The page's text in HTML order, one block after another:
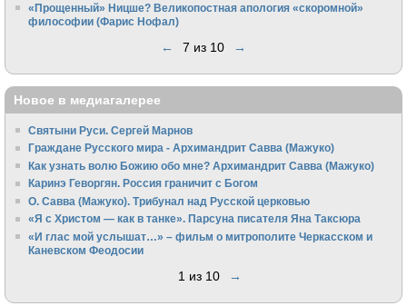
«Прощенный» Ницше? Великопостная апология «скоромной»
философии (Фарис Нофал)
← 7 из 10 →
Новое в медиагалерее
Святыни Руси. Сергей Марнов
Граждане Русского мира - Архимандрит Савва (Мажуко)
Как узнать волю Божию обо мне? Архимандрит Савва (Мажуко)
Каринэ Геворгян. Россия граничит с Богом
О. Савва (Мажуко). Трибунал над Русской церковью
«Я с Христом — как в танке». Парсуна писателя Яна Таксюра
«И глас мой услышат…» – фильм о митрополите Черкасском и
Каневском Феодосии
1 из 10 →